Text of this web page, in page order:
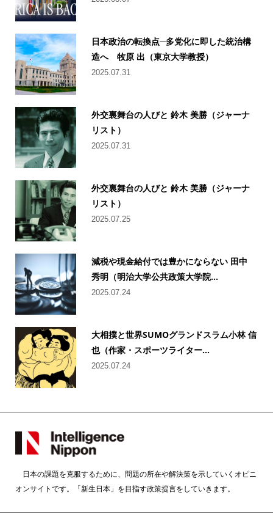
日本政治の転換点─多党化に即した統治構
造へ 牧原 出（東京大学教授）
2025.07.31
外交裏舞台の人びと 鈴木 美勝（ジャーナ
リスト）
2025.07.31
外交裏舞台の人びと 鈴木 美勝（ジャーナ
リスト）
2025.07.25
減税や現金給付では豊かにならない 田中
秀明（明治大学公共政策大学院...
2025.07.24
大相撲と世界SUMOグランドスラム小林 信
也（作家・スポーツライター...
2025.07.24
日本の課題を克服するために、問題の所在や解決策を示していくオピニ
オンサイトです。「新生日本」を目指す政策提言をしていきます。